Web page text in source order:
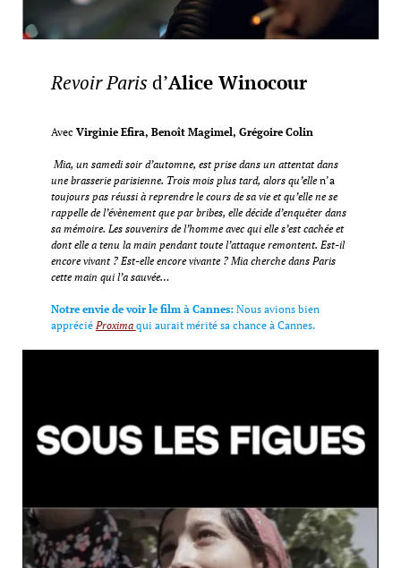
Revoir Paris d’Alice Winocour
Avec Virginie Efira, Benoît Magimel, Grégoire Colin
Mia, un samedi soir d’automne, est prise dans un attentat dans
une brasserie parisienne. Trois mois plus tard, alors qu’ellen’a
toujours pas réussi à reprendre le cours de sa vie et qu’elle ne se
rappelle de l’évènement que par bribes, elle décide d’enquêter dans
sa mémoire. Les souvenirs de l’homme avec qui elle s’est cachée et
dont elle a tenu la main pendant toute l’attaque remontent. Est-il
encore vivant ? Est-elle encore vivante ? Mia cherche dans Paris
cette main qui l’a sauvée…
Notre envie de voir le film à Cannes:Nous avions bien
apprécié Proxima qui aurait mérité sa chance à Cannes.